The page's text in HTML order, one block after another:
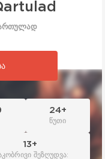
24+
წუთი
13+
შეზღუდვა: